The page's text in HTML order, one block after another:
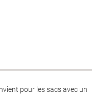
pour les sacs avec un